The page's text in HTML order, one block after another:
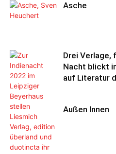
Asche
Drei Verlage,
Nacht blickt
auf Literatur
Außen Innen